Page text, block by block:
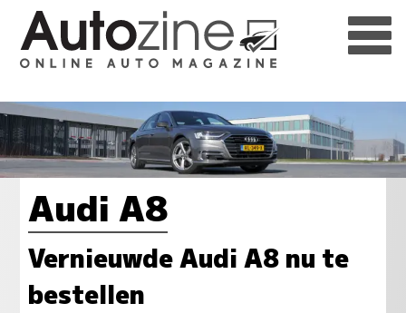
Audi A8
Vernieuwde Audi A8 nu te
bestellen